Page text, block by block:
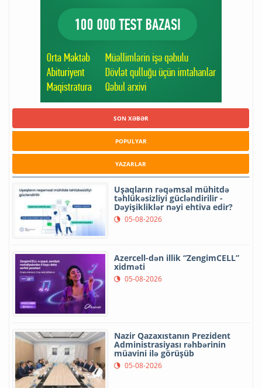
SON XƏBƏR
POPULYAR
YAZARLAR
Uşaqların rəqəmsal mühitdə
təhlükəsizliyi gücləndirilir -
Dəyişikliklər nəyi ehtiva edir?
05-08-2026
Azercell-dən illik “ZengimCELL”
xidməti
05-08-2026
Nazir Qazaxıstanın Prezident
Administrasiyası rəhbərinin
müavini ilə görüşüb
05-08-2026